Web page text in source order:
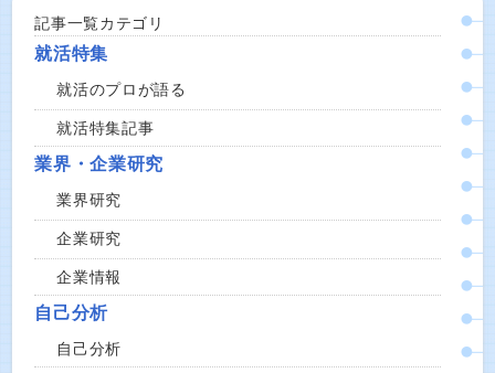
記事一覧カテゴリ
就活特集
就活のプロが語る
就活特集記事
業界・企業研究
業界研究
企業研究
企業情報
自己分析
自己分析